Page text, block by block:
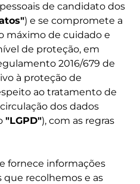
de candidato dos
) e se compromete a
máximo de cuidado e
de proteção, em
2016/679 de
à proteção de
ao tratamento de
dos dados
"LGPD"), com as regras
fornece informações
que recolhemos e as